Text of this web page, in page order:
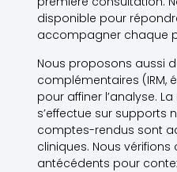
disponible pour
accompagner chaque
Nous proposons aussi
complémentaires (IRM,
pour affiner l’analyse.
s’effectue sur supports
comptes-rendus sont
cliniques. Nous
antécédents pour